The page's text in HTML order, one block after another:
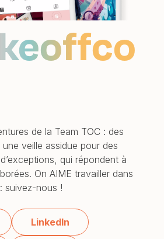
de la Team TOC : des
veille assidue pour des
qui répondent à
On AIME travailler dans
suivez-nous !
LinkedIn